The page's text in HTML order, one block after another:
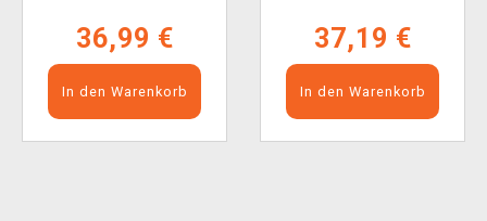
36,99 €
In den Warenkorb
37,19 €
In den Warenkorb